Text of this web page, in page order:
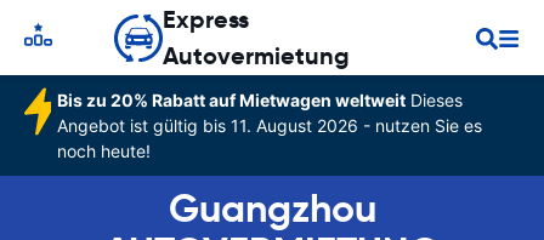
Express
Autovermietung
Bis zu 20% Rabatt auf Mietwagen weltweitDieses
Angebot ist gültig bis 11. August 2026 - nutzen Sie es
noch heute!
Guangzhou